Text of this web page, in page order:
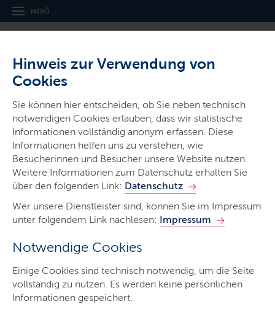
Hinweis zur Verwendung von
Cookies
Sie können hier entscheiden, ob Sie neben technisch
notwendigen Cookies erlauben, dass wir statistische
Informationen vollständig anonym erfassen. Diese
Informationen helfen uns zu verstehen, wie
Besucherinnen und Besucher unsere Website nutzen.
Weitere Informationen zum Datenschutz erhalten Sie
über den folgenden Link: Datenschutz
Wer unsere Dienstleister sind, können Sie im Impressum
unter folgendem Link nachlesen: Impressum
Notwendige Cookies
Einige Cookies sind technisch notwendig, um die Seite
vollständig zu nutzen. Es werden keine persönlichen
Informationen gespeichert.
MENÜ
Landespolizei
Schleswig-Holstein
Ministerien & Behörden
Start
Das sind wir
Onlinewache